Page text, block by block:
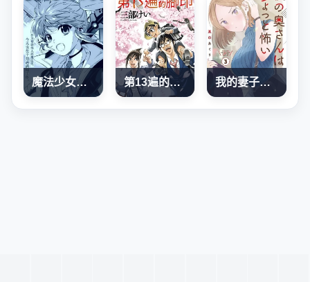
魔法少女奈葉 EXCEEDS 第13遍的腳印 我的妻子有點可怕